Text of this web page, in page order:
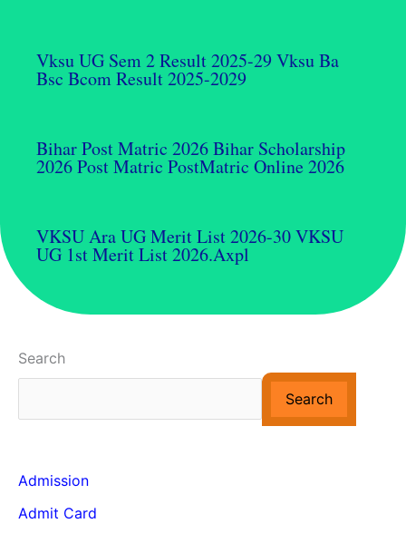
Vksu UG Sem 2 Result 2025-29 Vksu Ba
Bsc Bcom Result 2025-2029
Bihar Post Matric 2026 Bihar Scholarship
2026 Post Matric PostMatric Online 2026
VKSU Ara UG Merit List 2026-30 VKSU
UG 1st Merit List 2026.axpl
Search
Search
Admission
Admit Card